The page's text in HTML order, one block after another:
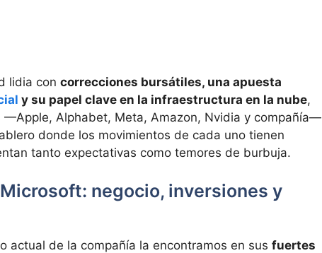
lidia con correcciones bursátiles, una apuesta
y su papel clave en la infraestructura en la nube,
—Apple, Alphabet, Meta, Amazon, Nvidia y compañía—
donde los movimientos de cada uno tienen
tanto expectativas como temores de burbuja.
negocio, inversiones y
actual de la compañía la encontramos en sus fuertes